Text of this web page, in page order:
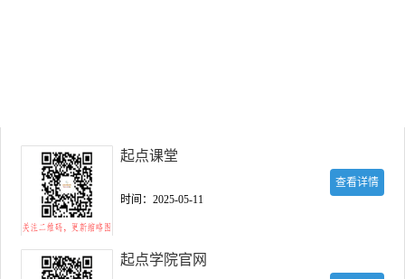
起点课堂
时间：2025-05-11
查看详情
起点学院官网